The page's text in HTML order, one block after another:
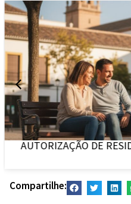
EXPULSÃO E
Compartilhe: